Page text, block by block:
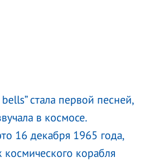
стала первой песней,
в космосе.
16 декабря 1965 года,
космического корабля